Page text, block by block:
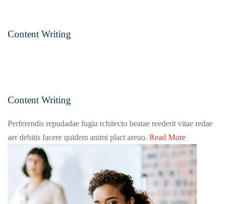
Content Writing
Content Writing
Perferendis repudadae fugia rchitecto beatae reederit vitae redae
aer debitis facere quidem animi plact areuo. Read More